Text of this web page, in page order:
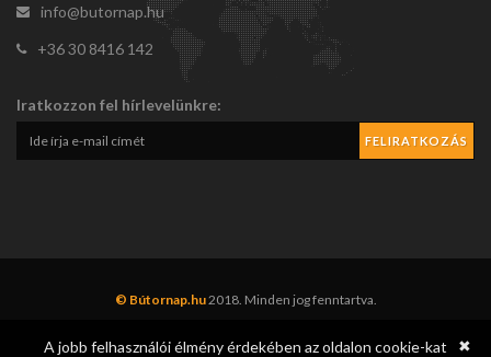
info@butornap.hu
+36 30 8416 142
Iratkozzon fel hírlevelünkre:
© Bútornap.hu2018. Minden jog fenntartva.
A jobb felhasználói élmény érdekében az oldalon cookie-kat ✖